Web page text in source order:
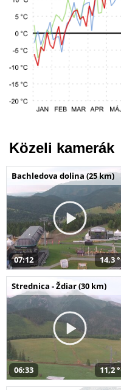
Közeli kamerák
Bachledova dolina (25 km)
07:12 14,3
Strednica - Ždiar (30 km)
06:33 11,2